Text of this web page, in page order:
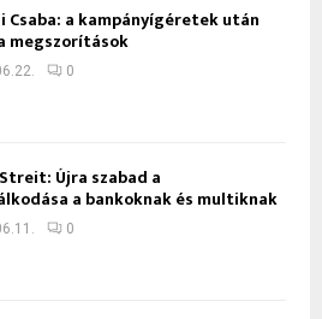
Csaba: a kampányígéretek után
megszorítások
0
Újra szabad a
a bankoknak és multiknak
0